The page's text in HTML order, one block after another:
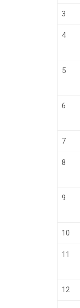
3
4
5
6
7
8
9
10
11
12